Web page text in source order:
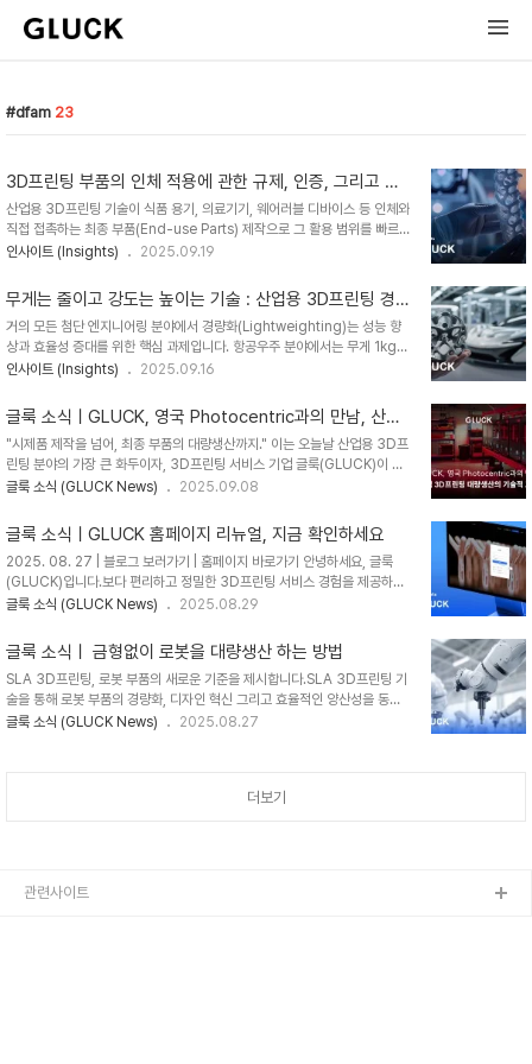
dfam 23
3D프린팅 부품의 인체 적용에 관한 규제, 인증, 그리고 제
조 산업
산업용 3D프린팅 기술이 식품 용기, 의료기기, 웨어러블 디바이스 등 인체와
직접 접촉하는 최종 부품(End-use Parts) 제작으로 그 활용 범위를 빠르
게 넓혀가고 있습니다. 이는 제조업의 새로운 가능성을 열어주는 동시에, 과
있습니다. 단순히 ‘인증된 소재’를 사용하는 것만으로는 최종 제품의 안전을
보장할 수 없습니다. 성공적인 제품화를 위해서는 설계 소프트웨어부터 프린
팅 공정, 후처리, 멸균에 이르기까지 전체 워크플로우에 대한 깊이 있는 이해
와 체계적인 접근이 필수적입니다. 이 글에서는 인체 접촉을 전제로 한 산업
용 3D프린팅 부품에 적용되는 핵심 규제 환경, 소재 과학, 그리고 공정 검증
인사이트 (Insights) 2025.09.19
무게는 줄이고 강도는 높이는 기술 : 산업용 3D프린팅 경
량화 설계
거의 모든 첨단 엔지니어링 분야에서 경량화(Lightweighting)는 성능 향
상과 효율성 증대를 위한 핵심 과제입니다. 항공우주 분야에서는 무게 1kg
감축이 비행 수명 동안 약 25톤의 CO₂ 배출량을 절감하며, 자동차 산업에
능한 미래를 위한 필수 전략입니다. 이러한 시대적 요구에 부응하는 가장 혁
신적인 기술이 바로 산업용 3D프린팅(적층 제조)입니다. 재료를 층층이 쌓
아 올리는 이 기술은 전례 없는 설계 자유도를 제공하며, 기존 방식으로는 불
가능했던 최적의 경량 설계를 현실로 만들고 있습니다. 이 글에서는 글룩이
제공하는 산업용 3D프린팅 솔루션이 어떻게 위상 최적화, 제너레이티브 디
인사이트 (Insights) 2025.09.16
글룩 소식ㅣGLUCK, 영국 Photocentric과의 만남, 산업
3D프린팅 대량생산의 기술적 교류
"시제품 제작을 넘어, 최종 부품의 대량생산까지." 이는 오늘날 산업용 3D프
린팅 분야의 가장 큰 화두이자, 3D프린팅 서비스 기업 글룩(GLUCK)이 추
구하는 핵심 가치입니다. 최근 글룩은 이 비전을 공유하는 영국의 혁신 기업,
포토센트릭은 세계 최초로 LCD 기반의 DPP(Daylight Printing
Process) 3D프린팅 기술을 상용화하며, 특히 대형 출력과 자동화 생산 분
야에서 글로벌 시장을 선도하고 있는 기업입니다. 이번 만남은 단순히 두 기
업의 기술력을 확인하는 자리를 넘어, 서로 다른 철학과 접근법을 통해 3D프
린팅이 제조업의 미래를 어떻게 바꾸어 나갈지에 대한 통찰을 공유하는 의미
글룩 소식 (GLUCK News) 2025.09.08
글룩 소식ㅣGLUCK 홈페이지 리뉴얼, 지금 확인하세요
2025. 08. 27 | 블로그 보러가기 | 홈페이지 바로가기 안녕하세요, 글룩
(GLUCK)입니다.보다 편리하고 정밀한 3D프린팅 서비스 경험을 제공하기
위해GLUCK 홈페이지가 새롭게 리뉴얼되었습니다.이번 리뉴얼은 단순한
실시간가상견적 • #편리해진마이페이지 • #향상된이용경험 ✨이번 리뉴얼
의 핵심포인트✨1. 마이페이지 전면 개편프로필 보드, 계정 유형 설정, 사업
자 정보 간편 등록으로 더 빠르게. --> 2.주문내역 페이지 기능 추가주문 이
력 확인과 관리가 한눈에, 더 간편하게. --> 3.가이드 페이지 업데이트프린
팅 관련 가이드로 첫 사용도 수월하게. --> 4.가상견적 시스템 업그레이드
글룩 소식 (GLUCK News) 2025.08.29
글룩 소식ㅣ 금형없이 로봇을 대량생산 하는 방법
SLA 3D프린팅, 로봇 부품의 새로운 기준을 제시합니다.SLA 3D프린팅 기
술을 통해 로봇 부품의 경량화, 디자인 혁신 그리고 효율적인 양산성을 동시
에 실현합니다 ➡️경량화부품 일체화 설계를 통해 브래킷, 조립 파트를 제거
하여 로봇의 외관 으로 브랜드를 강화할 수 있습니다. ➡️대량 맞춤화 각 고객
글룩 소식 (GLUCK News) 2025.08.27
더보기
관련사이트